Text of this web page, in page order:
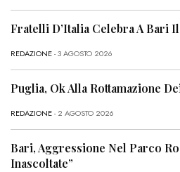
Fratelli D’Italia Celebra A Bari
REDAZIONE- 3 AGOSTO 2026
Puglia, Ok Alla Rottamazione
REDAZIONE- 2 AGOSTO 2026
Bari, Aggressione Nel Parco
Inascoltate”